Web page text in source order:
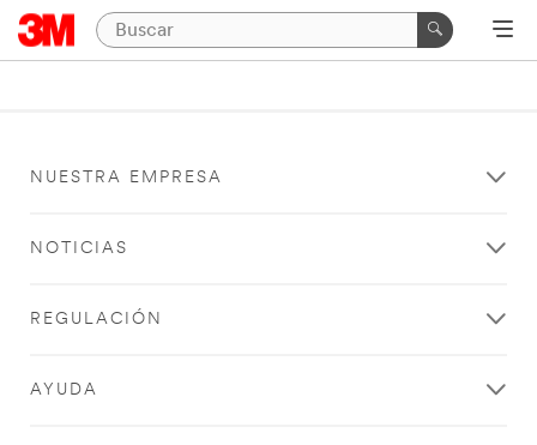
NUESTRA EMPRESA
NOTICIAS
REGULACIÓN
AYUDA